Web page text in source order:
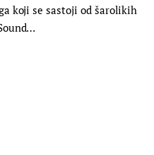
koji se sastoji od šarolikih